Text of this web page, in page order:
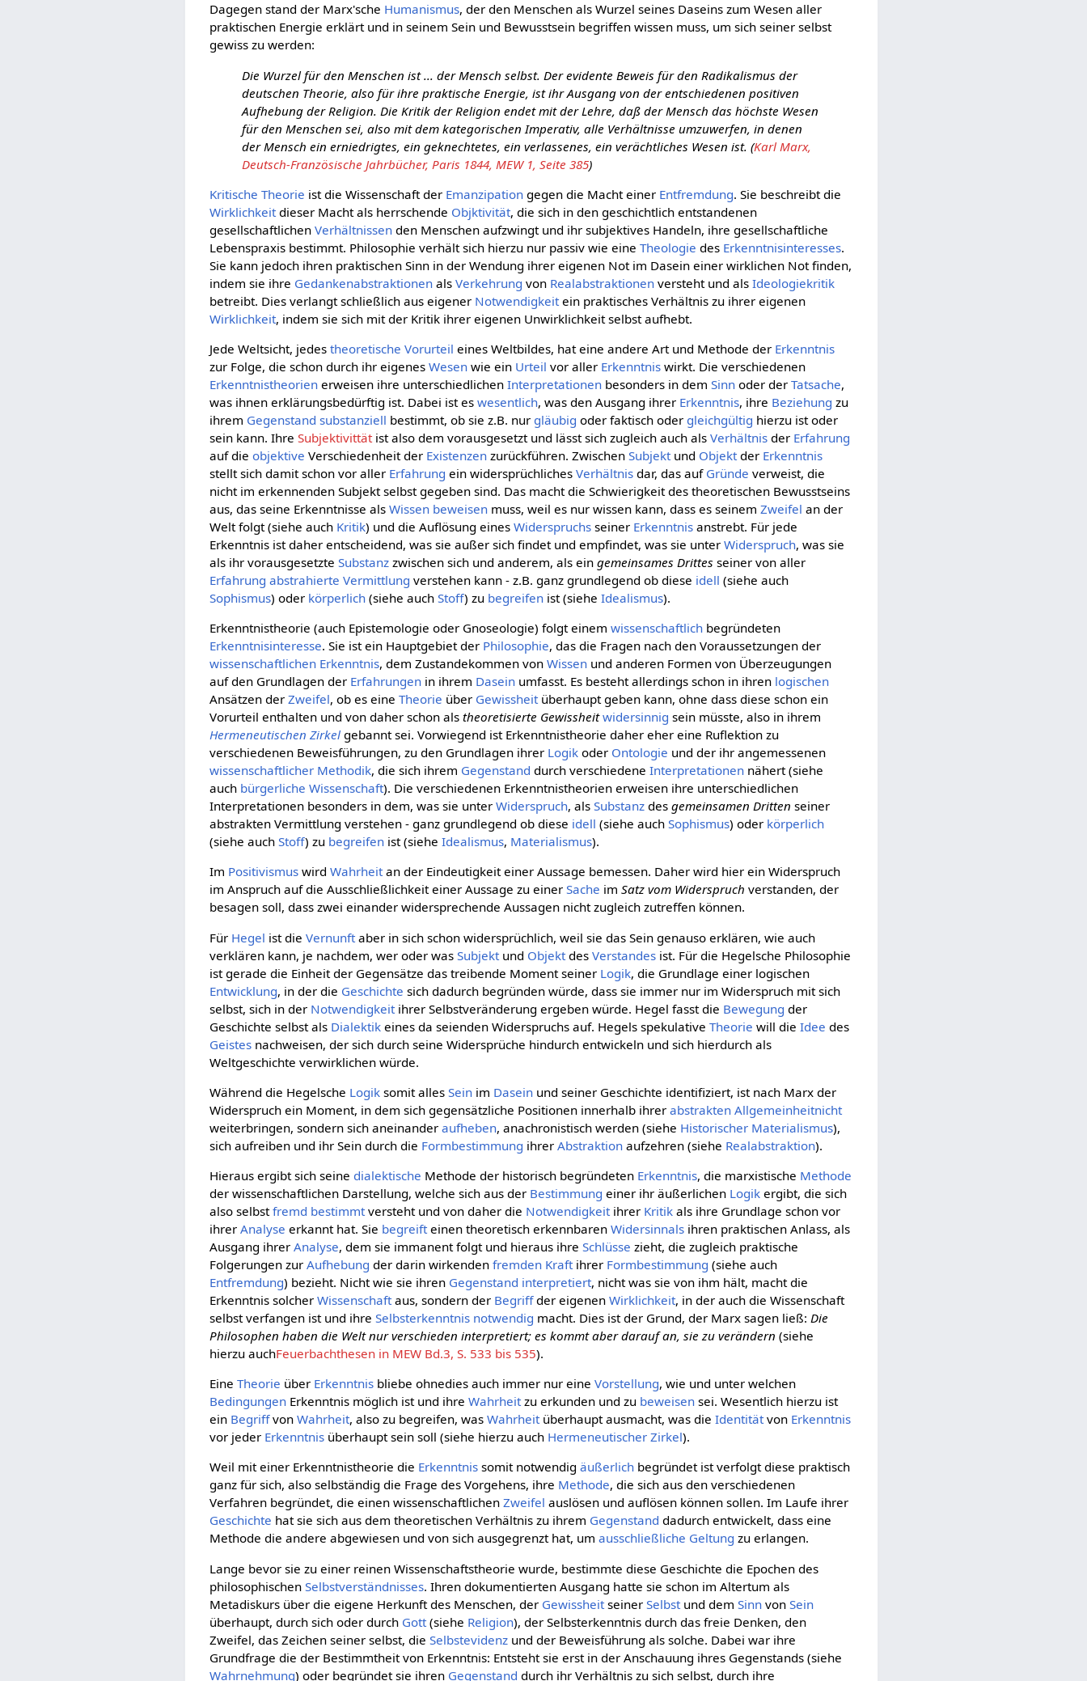
Dagegen stand der Marx'sche Humanismus, der den Menschen als Wurzel seines Daseins zum Wesen aller
praktischen Energie erklärt und in seinem Sein und Bewusstsein begriffen wissen muss, um sich seiner selbst
gewiss zu werden:
Die Wurzel für den Menschen ist ... der Mensch selbst. Der evidente Beweis für den Radikalismus der
deutschen Theorie, also für ihre praktische Energie, ist ihr Ausgang von der entschiedenen positiven
Aufhebung der Religion. Die Kritik der Religion endet mit der Lehre, daß der Mensch das höchste Wesen
für den Menschen sei, also mit dem kategorischen Imperativ, alle Verhältnisse umzuwerfen, in denen
der Mensch ein erniedrigtes, ein geknechtetes, ein verlassenes, ein verächtliches Wesen ist. (Karl Marx,
Deutsch-Französische Jahrbücher, Paris 1844, MEW 1, Seite 385)
Kritische Theorie ist die Wissenschaft der Emanzipation gegen die Macht einer Entfremdung. Sie beschreibt die
Wirklichkeit dieser Macht als herrschende Objktivität, die sich in den geschichtlich entstandenen
gesellschaftlichenVerhältnissen den Menschen aufzwingt und ihr subjektives Handeln, ihre gesellschaftliche
Lebenspraxis bestimmt. Philosophie verhält sich hierzu nur passiv wie eineTheologie des Erkenntnisinteresses.
Sie kann jedoch ihren praktischen Sinn in der Wendung ihrer eigenen Not im Dasein einer wirklichen Not finden,
indem sie ihre Gedankenabstraktionen alsVerkehrung von Realabstraktionen versteht und alsIdeologiekritik
betreibt. Dies verlangt schließlich aus eigener Notwendigkeit ein praktisches Verhältnis zu ihrer eigenen
Wirklichkeit, indem sie sich mit der Kritik ihrer eigenen Unwirklichkeit selbst aufhebt.
Jede Weltsicht, jedestheoretische Vorurteil eines Weltbildes, hat eine andere Art und Methode der Erkenntnis
zur Folge, die schon durch ihr eigenesWesen wie ein Urteil vor aller Erkenntnis wirkt. Die verschiedenen
Erkenntnistheorien erweisen ihre unterschiedlichenInterpretationen besonders in demSinn oder derTatsache,
was ihnen erklärungsbedürftig ist. Dabei ist eswesentlich, was den Ausgang ihrer Erkenntnis, ihre Beziehung zu
ihrem Gegenstand substanziell bestimmt, ob sie z.B. nur gläubig oder faktisch oder gleichgültig hierzu ist oder
sein kann. IhreSubjektivittätist also dem vorausgesetzt und lässt sich zugleich auch alsVerhältnis der Erfahrung
auf dieobjektive Verschiedenheit der Existenzen zurückführen. ZwischenSubjektund Objektder Erkenntnis
stellt sich damit schon vor aller Erfahrung ein widersprüchlichesVerhältnis dar, das auf Gründe verweist, die
nicht im erkennenden Subjekt selbst gegeben sind. Das macht die Schwierigkeit des theoretischen Bewusstseins
aus, das seine Erkenntnisse alsWissen beweisen muss, weil es nur wissen kann, dass es seinemZweifel an der
Welt folgt (siehe auch Kritik) und die Auflösung einesWiderspruchs seiner Erkenntnis anstrebt. Für jede
Erkenntnis ist daher entscheidend, was sie außer sich findet und empfindet, was sie unterWiderspruch, was sie
als ihr vorausgesetzteSubstanz zwischen sich und anderem, als eingemeinsames Drittes seiner von aller
Erfahrung abstrahierte Vermittlung verstehen kann - z.B. ganz grundlegend ob diese idell (siehe auch
Sophismus) oder körperlich (siehe auchStoff) zu begreifen ist (sieheIdealismus).
Erkenntnistheorie (auch Epistemologie oder Gnoseologie) folgt einemwissenschaftlich begründeten
Erkenntnisinteresse. Sie ist ein Hauptgebiet der Philosophie, das die Fragen nach den Voraussetzungen der
wissenschaftlichen Erkenntnis, dem Zustandekommen vonWissen und anderen Formen von Überzeugungen
auf den Grundlagen der Erfahrungen in ihrem Dasein umfasst. Es besteht allerdings schon in ihren logischen
Ansätzen derZweifel, ob es eineTheorie über Gewissheitüberhaupt geben kann, ohne dass diese schon ein
Vorurteil enthalten und von daher schon alstheoretisierte Gewissheit widersinnig sein müsste, also in ihrem
Hermeneutischen Zirkel gebannt sei. Vorwiegend ist Erkenntnistheorie daher eher eine Ruflektion zu
verschiedenen Beweisführungen, zu den Grundlagen ihrer Logik oder Ontologie und der ihr angemessenen
wissenschaftlicher Methodik, die sich ihrem Gegenstand durch verschiedeneInterpretationen nähert (siehe
auch bürgerliche Wissenschaft). Die verschiedenen Erkenntnistheorien erweisen ihre unterschiedlichen
Interpretationen besonders in dem, was sie unterWiderspruch, alsSubstanz desgemeinsamen Dritten seiner
abstrakten Vermittlung verstehen - ganz grundlegend ob diese idell (siehe auchSophismus) oder körperlich
(siehe auchStoff) zu begreifen ist (sieheIdealismus, Materialismus).
Im Positivismus wirdWahrheitan der Eindeutigkeit einer Aussage bemessen. Daher wird hier ein Widerspruch
im Anspruch auf die Ausschließlichkeit einer Aussage zu einerSache imSatz vom Widerspruch verstanden, der
besagen soll, dass zwei einander widersprechende Aussagen nicht zugleich zutreffen können.
Für Hegel ist dieVernunft aber in sich schon widersprüchlich, weil sie das Sein genauso erklären, wie auch
verklären kann, je nachdem, wer oder wasSubjekt und Objekt desVerstandes ist. Für die Hegelsche Philosophie
ist gerade die Einheit der Gegensätze das treibende Moment seiner Logik, die Grundlage einer logischen
Entwicklung, in der die Geschichte sich dadurch begründen würde, dass sie immer nur im Widerspruch mit sich
selbst, sich in der Notwendigkeit ihrer Selbstveränderung ergeben würde. Hegel fasst die Bewegung der
Geschichte selbst als Dialektik eines da seienden Widerspruchs auf. Hegels spekulativeTheorie will dieIdee des
Geistes nachweisen, der sich durch seine Widersprüche hindurch entwickeln und sich hierdurch als
Weltgeschichte verwirklichen würde.
Während die Hegelsche Logik somit allesSein im Dasein und seiner Geschichte identifiziert, ist nach Marx der
Widerspruch ein Moment, in dem sich gegensätzliche Positionen innerhalb ihrerabstrakten Allgemeinheitnicht
weiterbringen, sondern sich aneinanderaufheben, anachronistisch werden (siehe Historischer Materialismus),
sich aufreiben und ihr Sein durch die Formbestimmung ihrerAbstraktion aufzehren (siehe Realabstraktion).
Hieraus ergibt sich seine dialektische Methode der historisch begründeten Erkenntnis, die marxistische Methode
der wissenschaftlichen Darstellung, welche sich aus der Bestimmung einer ihr äußerlichen Logik ergibt, die sich
also selbstfremd bestimmt versteht und von daher die Notwendigkeit ihrer Kritik als ihre Grundlage schon vor
ihrerAnalyse erkannt hat. Sie begreift einen theoretisch erkennbarenWidersinnals ihren praktischen Anlass, als
Ausgang ihrerAnalyse, dem sie immanent folgt und hieraus ihreSchlüsse zieht, die zugleich praktische
Folgerungen zurAufhebung der darin wirkendenfremden Kraft ihrer Formbestimmung (siehe auch
Entfremdung) bezieht. Nicht wie sie ihren Gegenstand interpretiert, nicht was sie von ihm hält, macht die
Erkenntnis solcherWissenschaft aus, sondern der Begriffder eigenenWirklichkeit, in der auch die Wissenschaft
selbst verfangen ist und ihreSelbsterkenntnis notwendig macht. Dies ist der Grund, der Marx sagen ließ: Die
Philosophen haben die Welt nur verschieden interpretiert; es kommt aber darauf an, sie zu verändern (siehe
hierzu auchFeuerbachthesen in MEW Bd.3, S. 533 bis 535).
EineTheorie über Erkenntnis bliebe ohnedies auch immer nur eineVorstellung, wie und unter welchen
Bedingungen Erkenntnis möglich ist und ihreWahrheitzu erkunden und zu beweisen sei. Wesentlich hierzu ist
ein BegriffvonWahrheit, also zu begreifen, wasWahrheitüberhaupt ausmacht, was dieIdentitätvon Erkenntnis
vor jeder Erkenntnis überhaupt sein soll (siehe hierzu auch Hermeneutischer Zirkel).
Weil mit einer Erkenntnistheorie die Erkenntnis somit notwendigäußerlich begründet ist verfolgt diese praktisch
ganz für sich, also selbständig die Frage des Vorgehens, ihre Methode, die sich aus den verschiedenen
Verfahren begründet, die einen wissenschaftlichenZweifel auslösen und auflösen können sollen. Im Laufe ihrer
Geschichte hat sie sich aus dem theoretischen Verhältnis zu ihrem Gegenstand dadurch entwickelt, dass eine
Methode die andere abgewiesen und von sich ausgegrenzt hat, umausschließliche Geltung zu erlangen.
Lange bevor sie zu einer reinen Wissenschaftstheorie wurde, bestimmte diese Geschichte die Epochen des
philosophischenSelbstverständnisses. Ihren dokumentierten Ausgang hatte sie schon im Altertum als
Metadiskurs über die eigene Herkunft des Menschen, der Gewissheit seinerSelbst und demSinn vonSein
überhaupt, durch sich oder durch Gott (siehe Religion), der Selbsterkenntnis durch das freie Denken, den
Zweifel, das Zeichen seiner selbst, dieSelbstevidenz und der Beweisführung als solche. Dabei war ihre
Grundfrage die der Bestimmtheit von Erkenntnis: Entsteht sie erst in der Anschauung ihres Gegenstands (siehe
Wahrnehmung) oder begründet sie ihren Gegenstand durch ihr Verhältnis zu sich selbst, durch ihre